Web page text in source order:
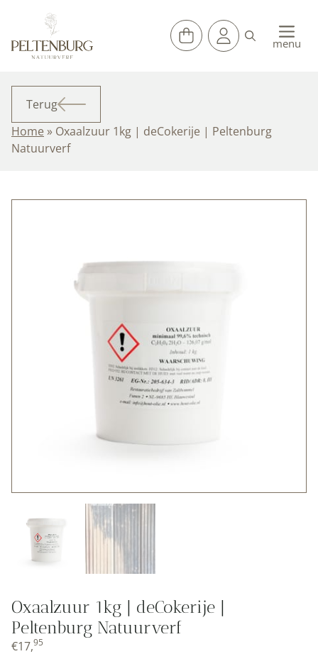
de
inhoud
menu
Terug
Home » Oxaalzuur 1kg | deCokerije | Peltenburg
Natuurverf
Oxaalzuur 1kg | deCokerije |
Peltenburg Natuurverf
€17,95